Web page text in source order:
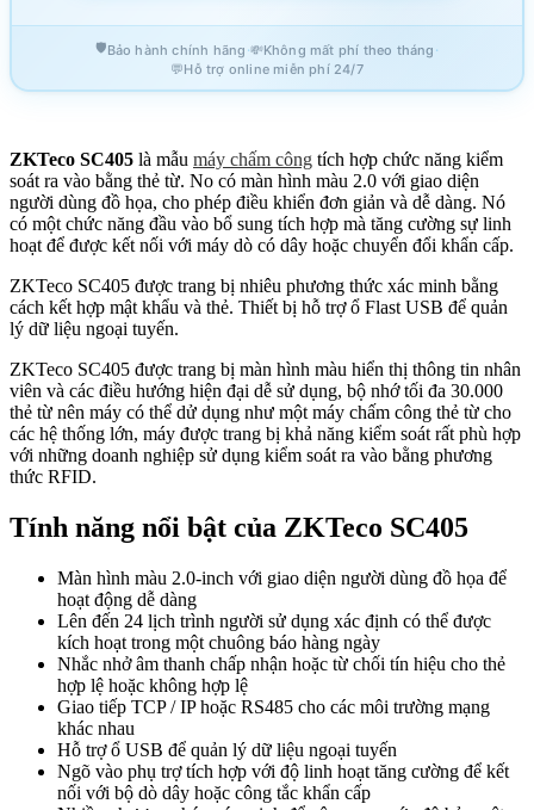
🛡️Bảo hành chính hãng ·💸Không mất phí theo tháng ·
💬Hỗ trợ online miễn phí 24/7
ZKTeco SC405 là mẫu máy chấm công tích hợp chức năng kiểm
soát ra vào bằng thẻ từ. No có màn hình màu 2.0 với giao diện
người dùng đồ họa, cho phép điều khiển đơn giản và dễ dàng. Nó
có một chức năng đầu vào bổ sung tích hợp mà tăng cường sự linh
hoạt để được kết nối với máy dò có dây hoặc chuyển đổi khẩn cấp.
ZKTeco SC405 được trang bị nhiêu phương thức xác minh bằng
cách kết hợp mật khẩu và thẻ. Thiết bị hỗ trợ ổ Flast USB để quản
lý dữ liệu ngoại tuyến.
ZKTeco SC405 được trang bị màn hình màu hiển thị thông tin nhân
viên và các điều hướng hiện đại dễ sử dụng, bộ nhớ tối đa 30.000
thẻ từ nên máy có thể dử dụng như một máy chấm công thẻ từ cho
các hệ thống lớn, máy được trang bị khả năng kiểm soát rất phù hợp
với những doanh nghiệp sử dụng kiểm soát ra vào bằng phương
thức RFID.
Tính năng nổi bật của ZKTeco SC405
Màn hình màu 2.0-inch với giao diện người dùng đồ họa để
hoạt động dễ dàng
Lên đến 24 lịch trình người sử dụng xác định có thể được
kích hoạt trong một chuông báo hàng ngày
Nhắc nhở âm thanh chấp nhận hoặc từ chối tín hiệu cho thẻ
hợp lệ hoặc không hợp lệ
Giao tiếp TCP / IP hoặc RS485 cho các môi trường mạng
khác nhau
Hỗ trợ ổ USB để quản lý dữ liệu ngoại tuyến
Ngõ vào phụ trợ tích hợp với độ linh hoạt tăng cường để kết
nối với bộ dò dây hoặc công tắc khẩn cấp